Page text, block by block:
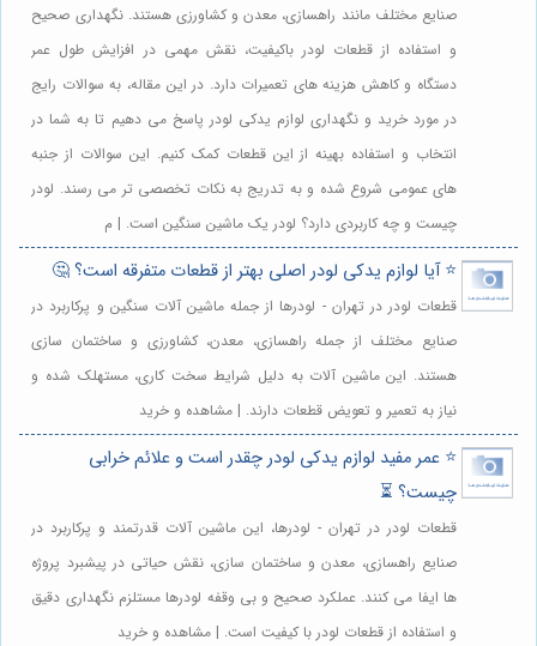
صنایع مختلف مانند راهسازی، معدن و کشاورزی هستند. نگهداری صحیح
و استفاده از قطعات لودر باکیفیت، نقش مهمی در افزایش طول عمر
دستگاه و کاهش هزینه های تعمیرات دارد. در این مقاله، به سوالات رایج
در مورد خرید و نگهداری لوازم یدکی لودر پاسخ می دهیم تا به شما در
انتخاب و استفاده بهینه از این قطعات کمک کنیم. این سوالات از جنبه
های عمومی شروع شده و به تدریج به نکات تخصصی تر می رسند. لودر
چیست و چه کاربردی دارد؟ لودر یک ماشین سنگین است. | م
⭐️ آیا لوازم یدکی لودر اصلی بهتر از قطعات متفرقه است؟ 🤔
قطعات لودر در تهران - لودرها از جمله ماشین آلات سنگین و پرکاربرد در
صنایع مختلف از جمله راهسازی، معدن، کشاورزی و ساختمان سازی
هستند. این ماشین آلات به دلیل شرایط سخت کاری، مستهلک شده و
نیاز به تعمیر و تعویض قطعات دارند. | مشاهده و خرید
⭐️ عمر مفید لوازم یدکی لودر چقدر است و علائم خرابی
چیست؟ ⏳
قطعات لودر در تهران - لودرها، این ماشین آلات قدرتمند و پرکاربرد در
صنایع راهسازی، معدن و ساختمان سازی، نقش حیاتی در پیشبرد پروژه
ها ایفا می کنند. عملکرد صحیح و بی وقفه لودرها مستلزم نگهداری دقیق
و استفاده از قطعات لودر با کیفیت است. | مشاهده و خرید